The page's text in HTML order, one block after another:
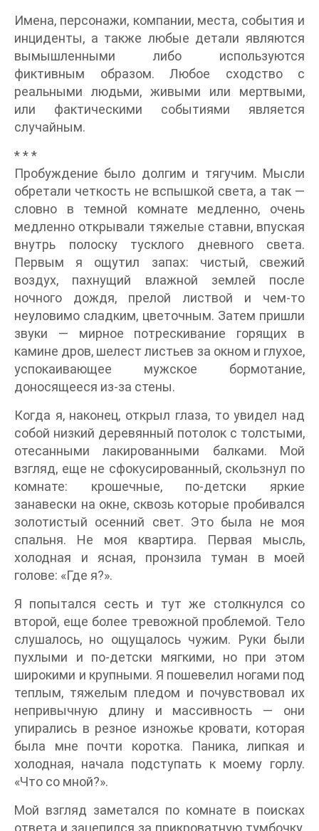
Имена, персонажи, компании, места, события и
инциденты, а также любые детали являются
вымышленными либо используются
фиктивным образом. Любое сходство с
реальными людьми, живыми или мертвыми,
или фактическими событиями является
случайным.
* * *
Пробуждение было долгим и тягучим. Мысли
обретали четкость не вспышкой света, а так —
словно в темной комнате медленно, очень
медленно открывали тяжелые ставни, впуская
внутрь полоску тусклого дневного света.
Первым я ощутил запах: чистый, свежий
воздух, пахнущий влажной землей после
ночного дождя, прелой листвой и чем-то
неуловимо сладким, цветочным. Затем пришли
звуки — мирное потрескивание горящих в
камине дров, шелест листьев за окном и глухое,
успокаивающее мужское бормотание,
доносящееся из-за стены.
Когда я, наконец, открыл глаза, то увидел над
собой низкий деревянный потолок с толстыми,
отесанными лакированными балками. Мой
взгляд, еще не сфокусированный, скользнул по
комнате: крошечные, по-детски яркие
занавески на окне, сквозь которые пробивался
золотистый осенний свет. Это была не моя
спальня. Не моя квартира. Первая мысль,
холодная и ясная, пронзила туман в моей
голове: «Где я?».
Я попытался сесть и тут же столкнулся со
второй, еще более тревожной проблемой. Тело
слушалось, но ощущалось чужим. Руки были
пухлыми и по-детски мягкими, но при этом
широкими и крупными. Я пошевелил ногами под
теплым, тяжелым пледом и почувствовал их
непривычную длину и массивность — они
упирались в резное изножье кровати, которая
была мне почти коротка. Паника, липкая и
холодная, начала подступать к моему горлу.
«Что со мной?».
Мой взгляд заметался по комнате в поисках
ответа и зацепился за прикроватную тумбочку.